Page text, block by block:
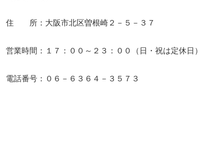
住 所：大阪市北区曽根崎２－５－３７
営業時間：１７：００～２３：００（日・祝は定休日）
電話番号：０６－６３６４－３５７３